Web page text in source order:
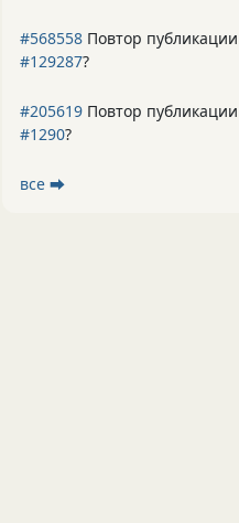
#568558 Повтор публикации
#129287?
#205619 Повтор публикации
#1290?
все ⮕